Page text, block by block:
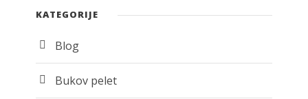
KATEGORIJE
Blog
Bukov pelet